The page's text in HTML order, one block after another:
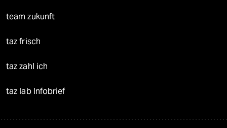
team zukunft
taz frisch
taz zahl ich
taz lab Infobrief